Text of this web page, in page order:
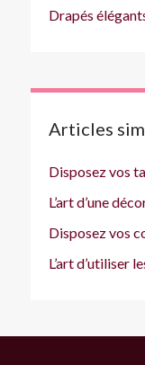
Drapés
Articles
Disposez vos
L’art d’une
Disposez vos
L’art d’utiliser